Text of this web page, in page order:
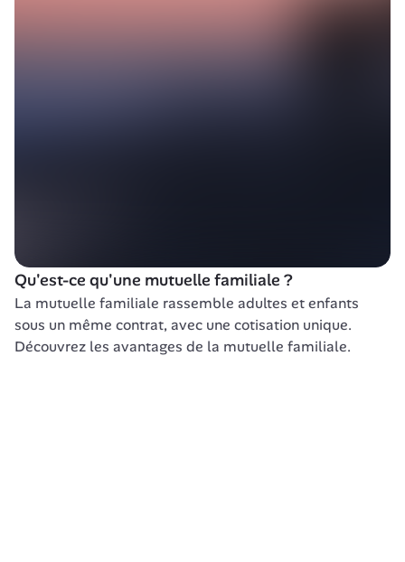
Qu'est-ce qu'une mutuelle familiale ?
La mutuelle familiale rassemble adultes et enfants
sous un même contrat, avec une cotisation unique.
Découvrez les avantages de la mutuelle familiale.